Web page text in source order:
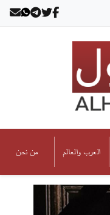
العرب والعالم من نحن